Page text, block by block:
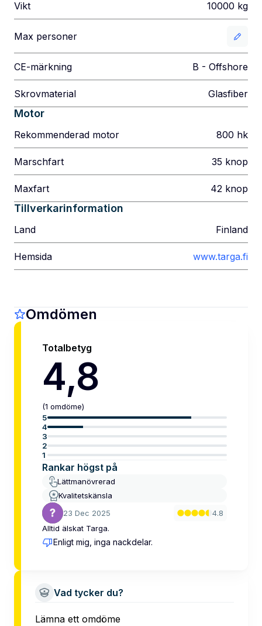
Vikt 10000 kg
Max personer
CE-märkning B - Offshore
Skrovmaterial Glasfiber
Motor
Rekommenderad motor 800 hk
Marschfart 35 knop
Maxfart 42 knop
Tillverkarinformation
Land Finland
Hemsida www.targa.fi
Omdömen
Totalbetyg
4,8
(1 omdöme)
5
4
3
2
1
Rankar högst på
Lättmanövrerad
Kvalitetskänsla
23 Dec 2025
4.8
Alltid älskat Targa.
Enligt mig, inga nackdelar.
Vad tycker du?
Lämna ett omdöme